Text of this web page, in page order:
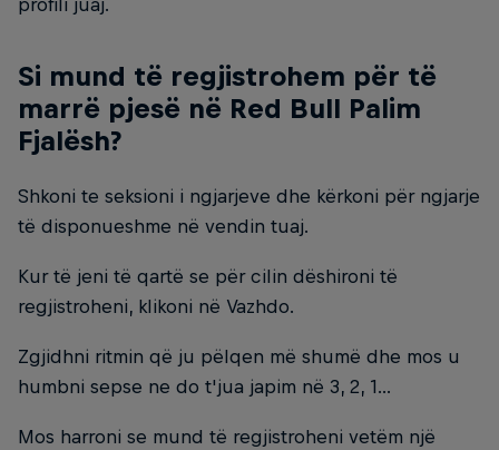
Si mund të regjistrohem për të
marrë pjesë në Red Bull Palim
Fjalësh?
Shkoni te seksioni i ngjarjeve dhe kërkoni për ngjarje
të disponueshme në vendin tuaj.​
Kur të jeni të qartë se për cilin dëshironi të
regjistroheni, klikoni në Vazhdo.​
Zgjidhni ritmin që ju pëlqen më shumë dhe mos u
humbni sepse ne do t'jua japim në 3, 2, 1...
Mos harroni se mund të regjistroheni vetëm një